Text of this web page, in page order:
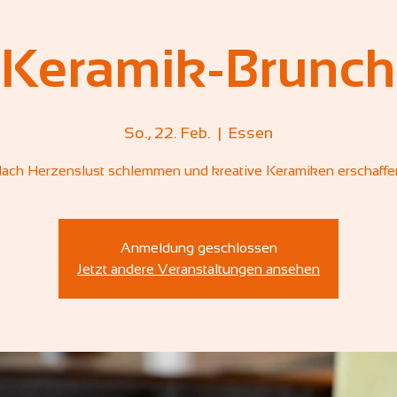
Keramik-Brunch
So., 22. Feb.
  |
Essen
Herzenslust schlemmen und kreative Keramiken
Anmeldung geschlossen
Jetzt andere Veranstaltungen ansehen